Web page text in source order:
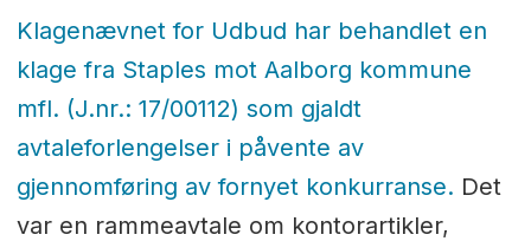
Klagenævnet for Udbud har behandlet en
klage fra Staples mot Aalborg kommune
mfl. (J.nr.: 17/00112) som gjaldt
avtaleforlengelser i påvente av
gjennomføring av fornyet konkurranse. Det
var en rammeavtale om kontorartikler,